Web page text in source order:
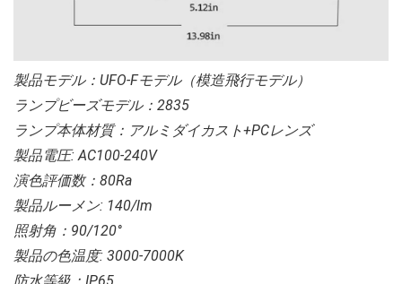
製品モデル：UFO-Fモデル（模造飛行モデル）
ランプビーズモデル：2835
ランプ本体材質：アルミダイカスト+PCレンズ
製品電圧: AC100-240V
演色評価数：80Ra
製品ルーメン: 140/lm
照射角：90/120°
製品の色温度: 3000-7000K